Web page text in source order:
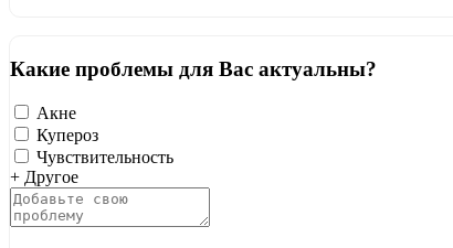
Какие проблемы для Вас актуальны?
Акне
Купероз
Чувствительность
+ Другое